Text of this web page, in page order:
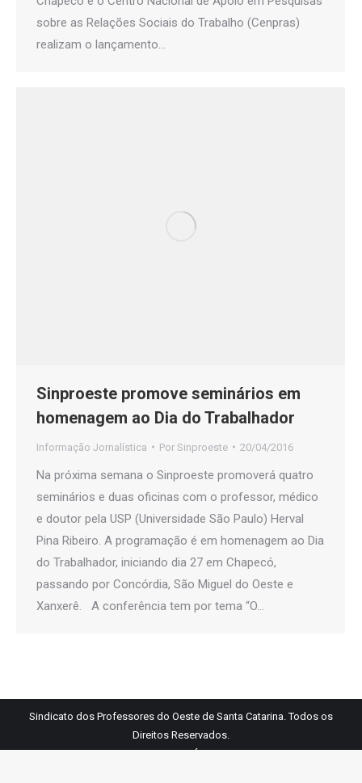
sobre as Relações Sociais do Trabalho (Cenpras)
realizam o lançamento…
Sinproeste promove seminários em
homenagem ao Dia do Trabalhador
Informação Jornalística Por Sinproeste 20/04/2016
Na próxima semana o Sinproeste promoverá quatro
seminários e duas oficinas com o professor, médico
e doutor pela USP (Universidade São Paulo) Herval
Pina Ribeiro. A programação é em homenagem ao Dia
do Trabalhador, iniciando dia 27 em Chapecó,
passando por Concórdia, São Miguel do Oeste e
Xanxerê. A conferência tem por tema “O…
Sindicato dos Professores do Oeste de Santa Catarina. Todos os
Direitos Reservados.
Links Úteis